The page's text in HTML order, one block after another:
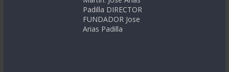
Padilla DIRECTOR
FUNDADOR Jose
Arias Padilla